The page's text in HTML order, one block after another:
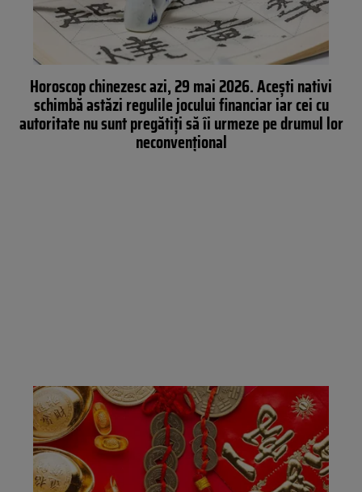
Horoscop chinezesc azi, 29 mai 2026. Acești nativi
schimbă astăzi regulile jocului financiar iar cei cu
autoritate nu sunt pregătiți să îi urmeze pe drumul lor
neconvențional